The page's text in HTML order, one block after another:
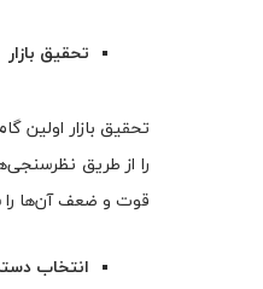
تحقیق بازار
تحقیق بازار اولین
را از طریق
قوت و ضعف آن‌ها را
انتخاب